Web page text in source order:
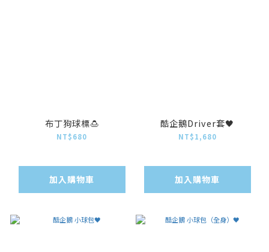
布丁狗球標🍮
NT$680
加入購物車
酷企鵝Driver套🖤
NT$1,680
加入購物車